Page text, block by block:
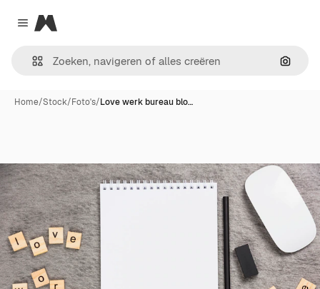
Close menu
Magnific
Home/Stock/Foto's/Love werk bureau blo…